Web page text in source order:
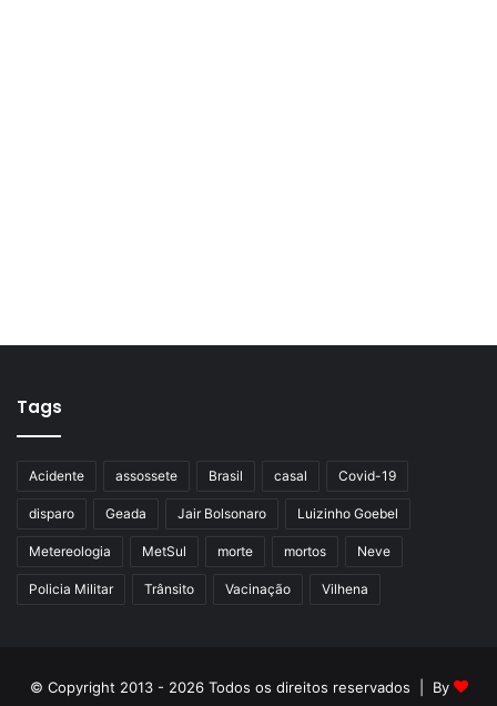
Tags
Acidente assossete Brasil casal Covid-19
disparo Geada Jair Bolsonaro Luizinho Goebel
Metereologia MetSul morte mortos Neve
Policia Militar Trânsito Vacinação Vilhena
© Copyright 2013 - 2026 Todos os direitos reservados | By